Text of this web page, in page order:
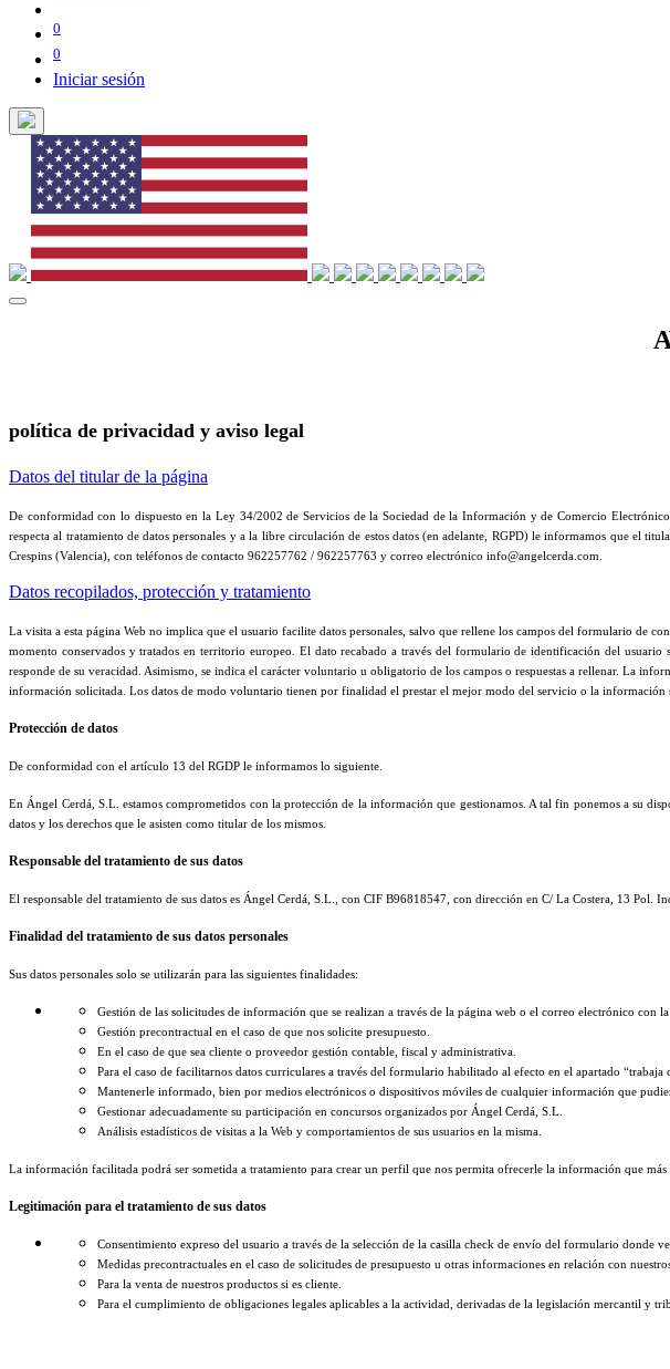
0
0
Iniciar sesión
política de privacidad y aviso legal
Datos del titular de la página
De conformidad con lo dispuesto en la Ley 34/2002 de Servicios de la Sociedad de la Información y de Comercio
respecta al tratamiento de datos personales y a la libre circulación de estos datos (en adelante, RGPD) le informamos que el
Crespins (Valencia), con teléfonos de contacto 962257762 / 962257763 y correo electrónico info@angelcerda.com.
Datos recopilados, protección y tratamiento
La visita a esta página Web no implica que el usuario facilite datos personales, salvo que rellene los campos del formulario de
momento conservados y tratados en territorio europeo. El dato recabado a través del formulario de identificación del
responde de su veracidad. Asimismo, se indica el carácter voluntario u obligatorio de los campos o respuestas a rellenar. La
información solicitada. Los datos de modo voluntario tienen por finalidad el prestar el mejor modo del servicio o la información
Protección de datos
De conformidad con el artículo 13 del RGDP le informamos lo siguiente.
En Ángel Cerdá, S.L. estamos comprometidos con la protección de la información que gestionamos. A tal fin ponemos a su
datos y los derechos que le asisten como titular de los mismos.
Responsable del tratamiento de sus datos
El responsable del tratamiento de sus datos es Ángel Cerdá, S.L., con CIF B96818547, con dirección en C/ La Costera, 13
Finalidad del tratamiento de sus datos personales
Sus datos personales solo se utilizarán para las siguientes finalidades:
Gestión de las solicitudes de información que se realizan a través de la página web o el correo electrónico con
Gestión precontractual en el caso de que nos solicite presupuesto.
En el caso de que sea cliente o proveedor gestión contable, fiscal y administrativa.
Para el caso de facilitarnos datos curriculares a través del formulario habilitado al efecto en el apartado
Mantenerle informado, bien por medios electrónicos o dispositivos móviles de cualquier información que
Gestionar adecuadamente su participación en concursos organizados por Ángel Cerdá, S.L.
Análisis estadísticos de visitas a la Web y comportamientos de sus usuarios en la misma.
La información facilitada podrá ser sometida a tratamiento para crear un perfil que nos permita ofrecerle la información que
Legitimación para el tratamiento de sus datos
Consentimiento expreso del usuario a través de la selección de la casilla check de envío del formulario donde
Medidas precontractuales en el caso de solicitudes de presupuesto u otras informaciones en relación con
Para la venta de nuestros productos si es cliente.
Para el cumplimiento de obligaciones legales aplicables a la actividad, derivadas de la legislación mercantil y